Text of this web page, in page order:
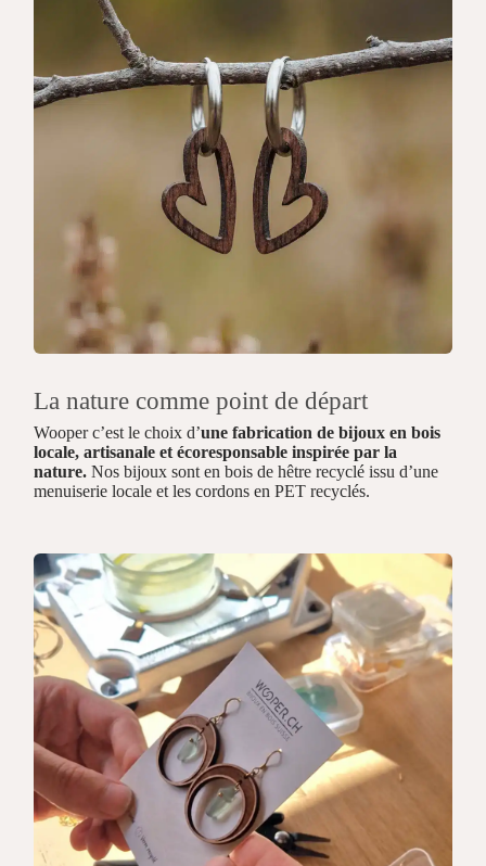
La nature comme point de départ
Wooper c’est le choix d’une fabrication de bijoux en bois
locale, artisanale et écoresponsable inspirée par la
nature. Nos bijoux sont en bois de hêtre recyclé issu d’une
menuiserie locale et les cordons en PET recyclés.